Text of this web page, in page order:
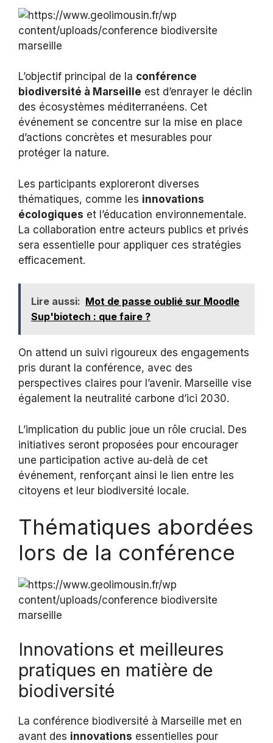
L’objectif principal de la conférence
biodiversité à Marseille est d’enrayer le déclin
des écosystèmes méditerranéens. Cet
événement se concentre sur la mise en place
d’actions concrètes et mesurables pour
protéger la nature.
Les participants exploreront diverses
thématiques, comme les innovations
écologiques et l’éducation environnementale.
La collaboration entre acteurs publics et privés
sera essentielle pour appliquer ces stratégies
efficacement.
Lire aussi: Mot de passe oublié sur Moodle
Sup'biotech : que faire ?
On attend un suivi rigoureux des engagements
pris durant la conférence, avec des
perspectives claires pour l’avenir. Marseille vise
également la neutralité carbone d’ici 2030.
L’implication du public joue un rôle crucial. Des
initiatives seront proposées pour encourager
une participation active au-delà de cet
événement, renforçant ainsi le lien entre les
citoyens et leur biodiversité locale.
Thématiques abordées
lors de la conférence
Innovations et meilleures
pratiques en matière de
biodiversité
La conférence biodiversité à Marseille met en
avant des innovations essentielles pour